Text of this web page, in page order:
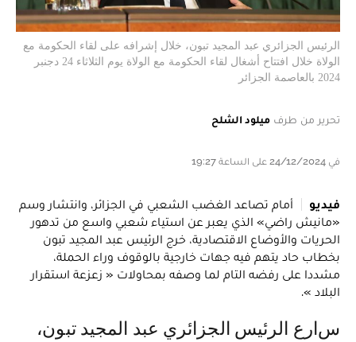
الرئيس الجزائري عبد المجيد تبون، خلال إشرافه على لقاء الحكومة مع
الولاة خلال افتتاح أشغال لقاء الحكومة مع الولاة يوم الثلاثاء 24 دجنبر
2024 بالعاصمة الجزائر
تحرير من طرف ميلود الشلح
في 24/12/2024 على الساعة 19:27
فيديو
أمام تصاعد الغضب الشعبي في الجزائر، وانتشار وسم
«مانيش راضي» الذي يعبر عن استياء شعبي واسع من تدهور
الحريات والأوضاع الاقتصادية، خرج الرئيس عبد المجيد تبون
بخطاب حاد يتهم فيه جهات خارجية بالوقوف وراء الحملة،
مشددا على رفضه التام لما وصفه بمحاولات « زعزعة استقرار
البلاد ».
سارع الرئيس الجزائري عبد المجيد تبون،